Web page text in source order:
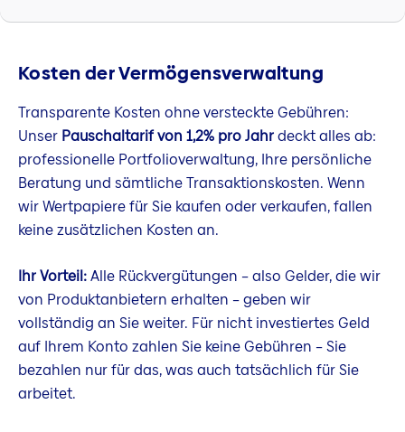
Kosten der Vermögensverwaltung
Transparente Kosten ohne versteckte Gebühren:
Unser Pauschaltarif von 1,2% pro Jahrdeckt alles ab:
professionelle Portfolioverwaltung, Ihre persönliche
Beratung und sämtliche Transaktionskosten. Wenn
wir Wertpapiere für Sie kaufen oder verkaufen, fallen
keine zusätzlichen Kosten an.
Ihr Vorteil:Alle Rückvergütungen – also Gelder, die wir
von Produktanbietern erhalten – geben wir
vollständig an Sie weiter. Für nicht investiertes Geld
auf Ihrem Konto zahlen Sie keine Gebühren – Sie
bezahlen nur für das, was auch tatsächlich für Sie
arbeitet.